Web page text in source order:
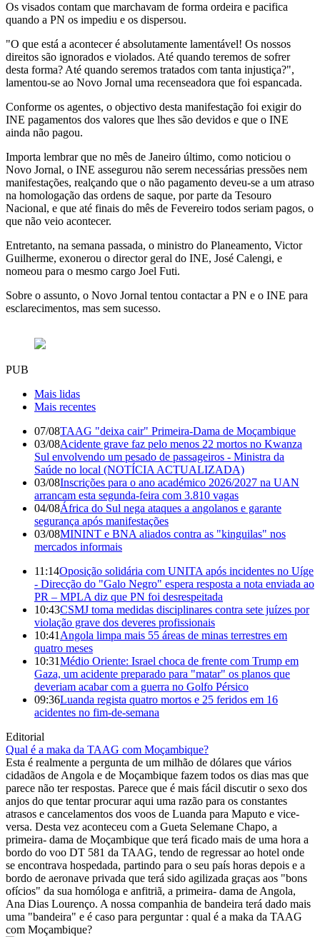
Os visados contam que marchavam de forma ordeira e pacifica
quando a PN os impediu e os dispersou.
"O que está a acontecer é absolutamente lamentável! Os nossos
direitos são ignorados e violados. Até quando teremos de sofrer
desta forma? Até quando seremos tratados com tanta injustiça?",
lamentou-se ao Novo Jornal uma recenseadora que foi espancada.
Conforme os agentes, o objectivo desta manifestação foi exigir do
INE pagamentos dos valores que lhes são devidos e que o INE
ainda não pagou.
Importa lembrar que no mês de Janeiro último, como noticiou o
Novo Jornal, o INE assegurou não serem necessárias pressões nem
manifestações, realçando que o não pagamento deveu-se a um atraso
na homologação das ordens de saque, por parte da Tesouro
Nacional, e que até finais do mês de Fevereiro todos seriam pagos, o
que não veio acontecer.
Entretanto, na semana passada, o ministro do Planeamento, Victor
Guilherme, exonerou o director geral do INE, José Calengi, e
nomeou para o mesmo cargo Joel Futi.
Sobre o assunto, o Novo Jornal tentou contactar a PN e o INE para
esclarecimentos, mas sem sucesso.
PUB
Mais lidas
Mais recentes
07/08TAAG "deixa cair" Primeira-Dama de Moçambique
03/08Acidente grave faz pelo menos 22 mortos no Kwanza
Sul envolvendo um pesado de passageiros - Ministra da
Saúde no local (NOTÍCIA ACTUALIZADA)
03/08Inscrições para o ano académico 2026/2027 na UAN
arrancam esta segunda-feira com 3.810 vagas
04/08África do Sul nega ataques a angolanos e garante
segurança após manifestações
03/08MININT e BNA aliados contra as "kinguilas" nos
mercados informais
11:14Oposição solidária com UNITA após incidentes no Uíge
- Direcção do "Galo Negro" espera resposta a nota enviada ao
PR – MPLA diz que PN foi desrespeitada
10:43CSMJ toma medidas disciplinares contra sete juízes por
violação grave dos deveres profissionais
10:41 Angola limpa mais 55 áreas de minas terrestres em
quatro meses
10:31Médio Oriente: Israel choca de frente com Trump em
Gaza, um acidente preparado para "matar" os planos que
deveriam acabar com a guerra no Golfo Pérsico
09:36Luanda regista quatro mortos e 25 feridos em 16
acidentes no fim-de-semana
Editorial
Qual é a maka da TAAG com Moçambique?
Esta é realmente a pergunta de um milhão de dólares que vários
cidadãos de Angola e de Moçambique fazem todos os dias mas que
parece não ter respostas. Parece que é mais fácil discutir o sexo dos
anjos do que tentar procurar aqui uma razão para os constantes
atrasos e cancelamentos dos voos de Luanda para Maputo e vice-
versa. Desta vez aconteceu com a Gueta Selemane Chapo, a
primeira- dama de Moçambique que terá ficado mais de uma hora a
bordo do voo DT 581 da TAAG, tendo de regressar ao hotel onde
se encontrava hospedada, partindo para o seu país horas depois e a
bordo de aeronave privada que terá sido agilizada graças aos "bons
ofícios" da sua homóloga e anfitriã, a primeira- dama de Angola,
Ana Dias Lourenço. A nossa companhia de bandeira terá dado mais
uma "bandeira" e é caso para perguntar : qual é a maka da TAAG
com Moçambique?